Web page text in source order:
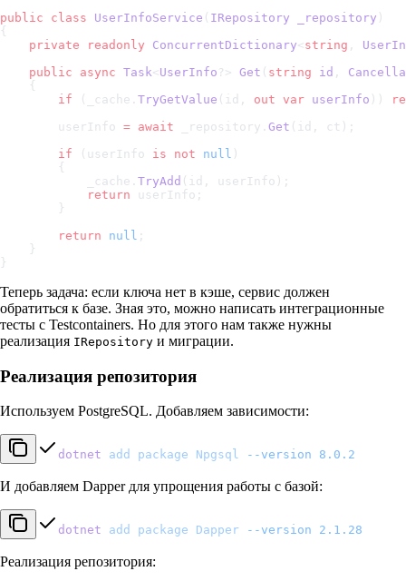
public class UserInfoService ( IRepository _repository )
{
    private
readonly ConcurrentDictionary< string ,
    public
async Task< UserInfo ?> Get ( string id ,
    {
        if
(_cache. TryGetValue (id, out var userInfo ))
        userInfo
= await _repository. Get (id, ct);
        if
(userInfo is not null )
        {
            _cache.
TryAdd (id, userInfo);
            return
userInfo;
        }
        return
null ;
    }
}
Теперь задача: если ключа нет в кэше, сервис должен
обратиться к базе. Зная это, можно написать интеграционные
тесты с Testcontainers. Но для этого нам также нужны
реализация IRepository и миграции.
Реализация репозитория
Используем PostgreSQL. Добавляем зависимости:
dotnet add package Npgsql --version 8.0.2
И добавляем Dapper для упрощения работы с базой:
dotnet add package Dapper --version 2.1.28
Реализация репозитория: